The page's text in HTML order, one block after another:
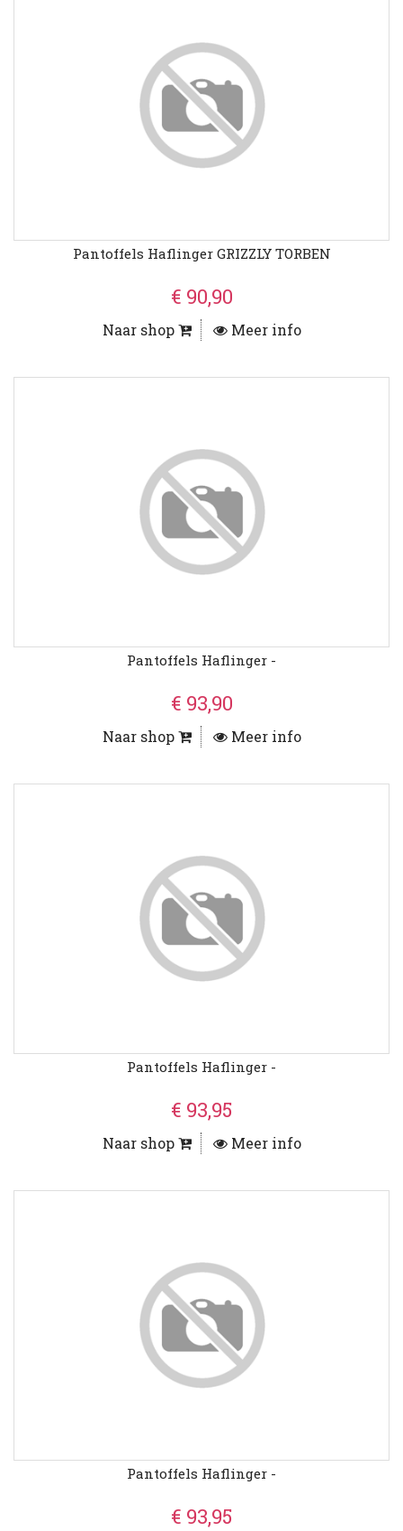
Pantoffels Haflinger GRIZZLY TORBEN
€ 90,90
Naar shop Meer info
Pantoffels Haflinger -
€ 93,90
Naar shop Meer info
Pantoffels Haflinger -
€ 93,95
Naar shop Meer info
Pantoffels Haflinger -
€ 93,95